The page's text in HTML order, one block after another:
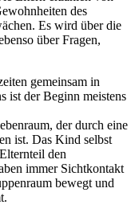
des
Es wird über die
über Fragen,
gemeinsam in
ist der Beginn meistens
der durch eine
ist. Das Kind selbst
den
immer Sichtkontakt
bewegt und